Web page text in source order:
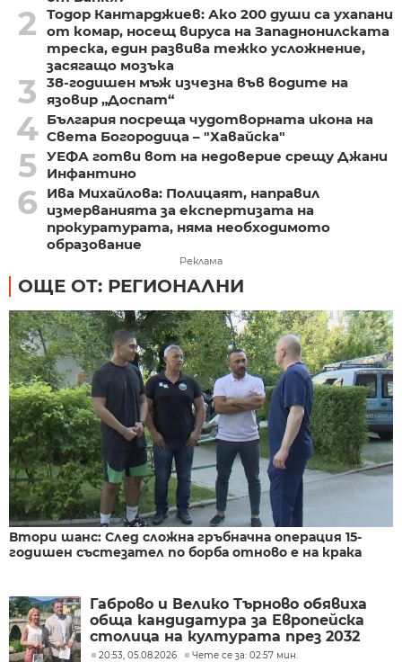
2
Тодор Кантарджиев: Ако 200 души са ухапани
от комар, носещ вируса на Западнонилската
треска, един развива тежко усложнение,
засягащо мозъка
3
38-годишен мъж изчезна във водите на
язовир „Доспат“
4 България посреща чудотворната икона на
Света Богородица – "Хавайска"
5 УЕФА готви вот на недоверие срещу Джани
Инфантино
6
Ива Михайлова: Полицаят, направил
измерванията за експертизата на
прокуратурата, няма необходимото
образование
Реклама
ОЩЕ ОТ: РЕГИОНАЛНИ
Втори шанс: След сложна гръбначна операция 15-
годишен състезател по борба отново е на крака
Габрово и Велико Търново обявиха
обща кандидатура за Европейска
столица на културата през 2032
година
20:53, 05.08.2026 Чете се за: 02:57 мин.